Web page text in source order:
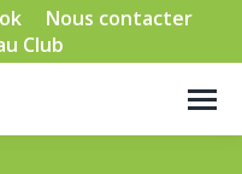
Nous contacter
Club